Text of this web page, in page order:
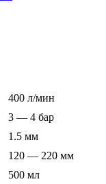
400 л/мин
3 — 4 бар
1.5 мм
120 — 220 мм
500 мл